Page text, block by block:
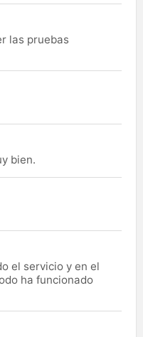
las pruebas
bien.
el servicio y en el
ha funcionado